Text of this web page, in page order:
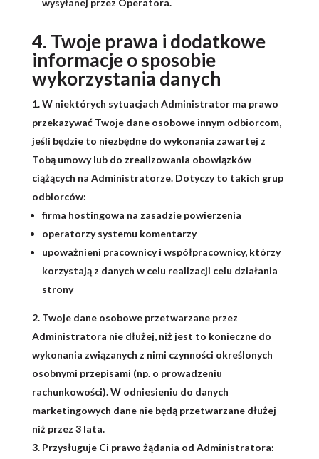
wysyłanej przez Operatora.
4. Twoje prawa i dodatkowe
informacje o sposobie
wykorzystania danych
W niektórych sytuacjach Administrator ma prawo
przekazywać Twoje dane osobowe innym odbiorcom,
jeśli będzie to niezbędne do wykonania zawartej z
Tobą umowy lub do zrealizowania obowiązków
ciążących na Administratorze. Dotyczy to takich grup
odbiorców:
firma hostingowa na zasadzie powierzenia
operatorzy systemu komentarzy
upoważnieni pracownicy i współpracownicy, którzy
korzystają z danych w celu realizacji celu działania
strony
Twoje dane osobowe przetwarzane przez
Administratora nie dłużej, niż jest to konieczne do
wykonania związanych z nimi czynności określonych
osobnymi przepisami (np. o prowadzeniu
rachunkowości). W odniesieniu do danych
marketingowych dane nie będą przetwarzane dłużej
niż przez 3 lata.
Przysługuje Ci prawo żądania od Administratora: